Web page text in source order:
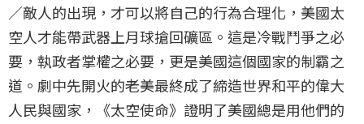
／敵人的出現，才可以將自己的行為合理化，美國太
空人才能帶武器上月球搶回礦區。這是冷戰鬥爭之必
要，執政者掌權之必要，更是美國這個國家的制霸之
道。劇中先開火的老美最終成了締造世界和平的偉大
人民與國家，《太空使命》證明了美國總是用他們的